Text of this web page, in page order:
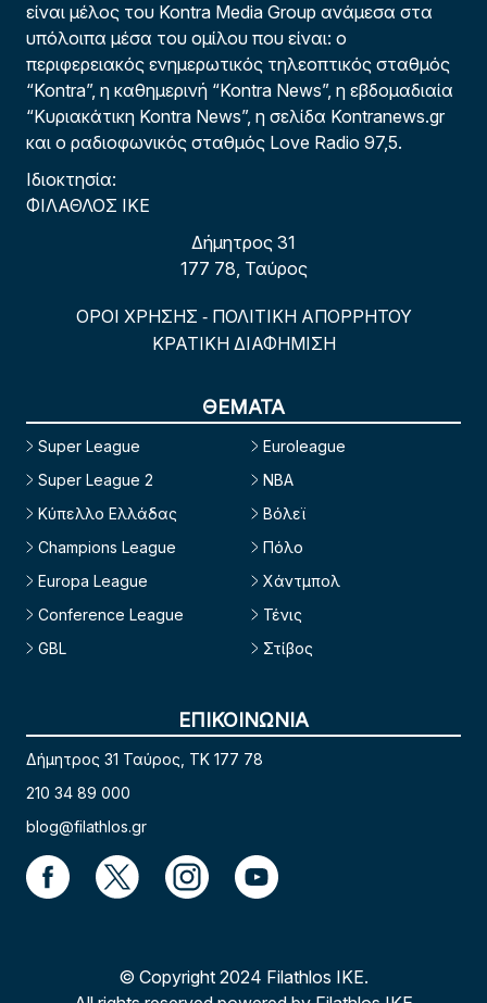
είναι μέλος του Kontra Media Group ανάμεσα στα
υπόλοιπα μέσα του ομίλου που είναι: ο
περιφερειακός ενημερωτικός τηλεοπτικός σταθμός
“Kontra”, η καθημερινή “Kontra News”, η εβδομαδιαία
“Κυριακάτικη Kontra News”, η σελίδα Kontranews.gr
και ο ραδιοφωνικός σταθμός Love Radio 97,5.
Ιδιοκτησία:
ΦΙΛΑΘΛΟΣ ΙΚΕ
Δήμητρος 31
177 78, Ταύρος
ΟΡΟΙ ΧΡΗΣΗΣ - ΠΟΛΙΤΙΚΗ ΑΠΟΡΡΗΤΟΥ
ΚΡΑΤΙΚΗ ΔΙΑΦΗΜΙΣΗ
ΘΕΜΑΤΑ
Super League
Super League 2
Κύπελλο Ελλάδας
Champions League
Europa League
Conference League
GBL
Euroleague
NBA
Βόλεϊ
Πόλο
Χάντμπολ
Τένις
Στίβος
ΕΠΙΚΟΙΝΩΝΙΑ
Δήμητρος 31 Ταύρος, TK 177 78
210 34 89 000
blog@filathlos.gr
© Copyright 2024 Filathlos ΙΚΕ.